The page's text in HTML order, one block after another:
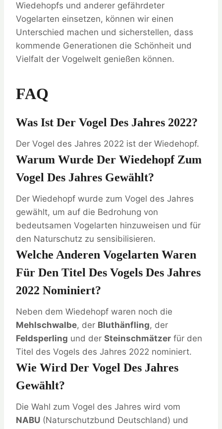
Wiedehopfs und anderer gefährdeter
Vogelarten einsetzen, können wir einen
Unterschied machen und sicherstellen, dass
kommende Generationen die Schönheit und
Vielfalt der Vogelwelt genießen können.
FAQ
Was Ist Der Vogel Des Jahres 2022?
Der Vogel des Jahres 2022 ist der Wiedehopf.
Warum Wurde Der Wiedehopf Zum
Vogel Des Jahres Gewählt?
Der Wiedehopf wurde zum Vogel des Jahres
gewählt, um auf die Bedrohung von
bedeutsamen Vogelarten hinzuweisen und für
den Naturschutz zu sensibilisieren.
Welche Anderen Vogelarten Waren
Für Den Titel Des Vogels Des Jahres
2022 Nominiert?
Neben dem Wiedehopf waren noch die
Mehlschwalbe, der Bluthänfling, der
Feldsperling und der Steinschmätzer für den
Titel des Vogels des Jahres 2022 nominiert.
Wie Wird Der Vogel Des Jahres
Gewählt?
Die Wahl zum Vogel des Jahres wird vom
NABU (Naturschutzbund Deutschland) und